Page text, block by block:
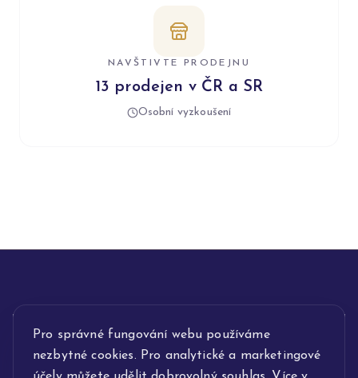
Pro správné fungování webu používáme
nezbytné cookies. Pro analytické a marketingové
NAVŠTIVTE PRODEJNU
13 prodejen v ČR a SR
Osobní vyzkoušení
INFORMACE
POPIS SLUŽEB